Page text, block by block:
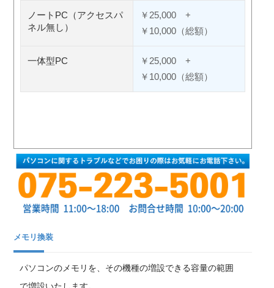
ノートPC（アクセスパ
ネル無し）
￥25,000 +
￥10,000（総額）
一体型PC
￥25,000 +
￥10,000（総額）
メモリ換装
パソコンのメモリを、その機種の増設できる容量の範囲
で増設いたします。